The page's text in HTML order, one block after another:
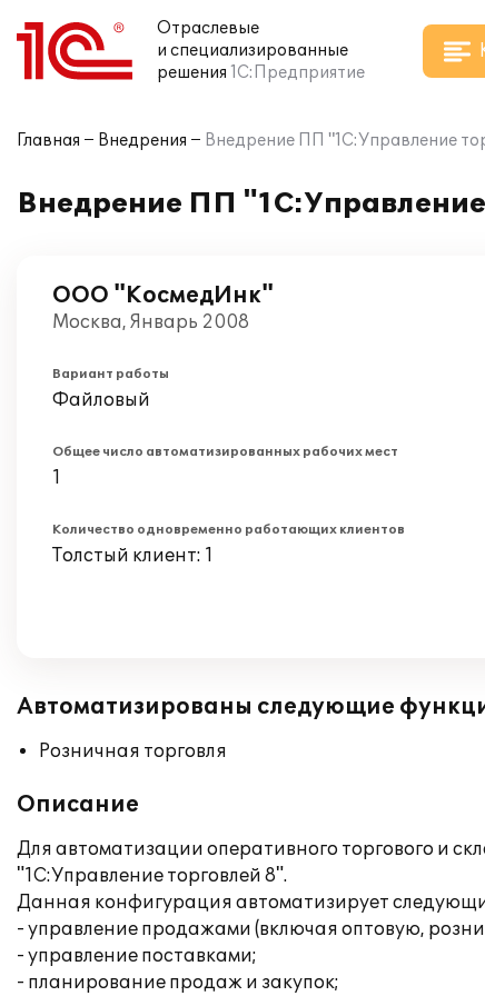
Отраслевые
и специализированные
решения 1С:Предприятие
Главная Внедрения Внедрение ПП "1С:Управление
Внедрение ПП
ООО "КосмедИнк"
Москва, Январь 2008
Вариант работы
Файловый
Общее число автоматизированных рабочих мест
1
Количество одновременно работающих клиентов
Толстый клиент: 1
Автоматизированы следующие
Розничная торговля
Описание
Для автоматизации оперативного торгового и
"1С:Управление торговлей 8".
Данная конфигурация автоматизирует
- управление продажами (включая оптовую,
- управление поставками;
- планирование продаж и закупок;